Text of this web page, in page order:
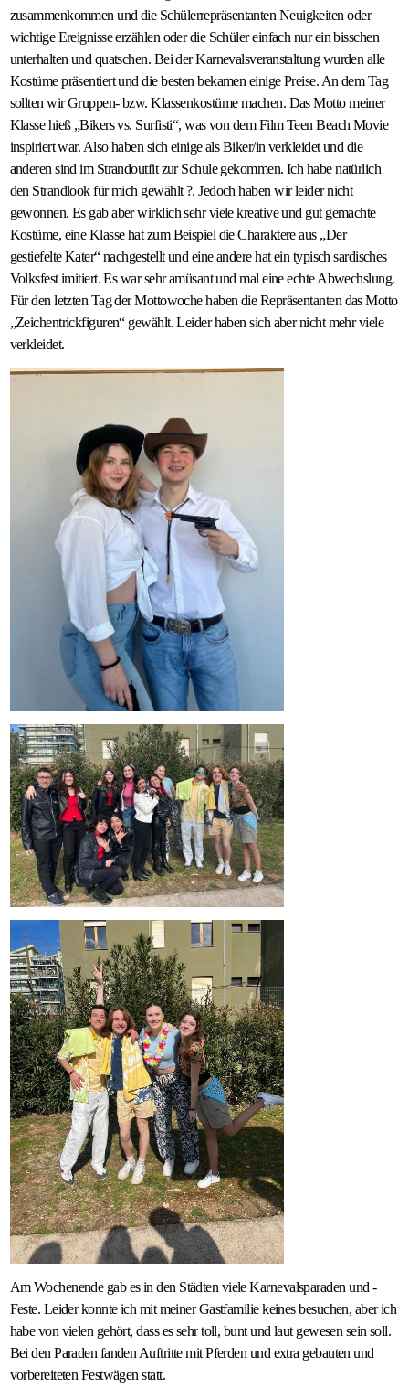
zusammenkommen und die Schülerrepräsentanten Neuigkeiten oder
wichtige Ereignisse erzählen oder die Schüler einfach nur ein bisschen
unterhalten und quatschen. Bei der Karnevalsveranstaltung wurden alle
Kostüme präsentiert und die besten bekamen einige Preise. An dem Tag
sollten wir Gruppen- bzw. Klassenkostüme machen. Das Motto meiner
Klasse hieß „Bikers vs. Surfisti“, was von dem Film Teen Beach Movie
inspiriert war. Also haben sich einige als Biker/in verkleidet und die
anderen sind im Strandoutfit zur Schule gekommen. Ich habe natürlich
den Strandlook für mich gewählt ?. Jedoch haben wir leider nicht
gewonnen. Es gab aber wirklich sehr viele kreative und gut gemachte
Kostüme, eine Klasse hat zum Beispiel die Charaktere aus „Der
gestiefelte Kater“ nachgestellt und eine andere hat ein typisch sardisches
Volksfest imitiert. Es war sehr amüsant und mal eine echte Abwechslung.
Für den letzten Tag der Mottowoche haben die Repräsentanten das Motto
„Zeichentrickfiguren“ gewählt. Leider haben sich aber nicht mehr viele
verkleidet.
Am Wochenende gab es in den Städten viele Karnevalsparaden und -
Feste. Leider konnte ich mit meiner Gastfamilie keines besuchen, aber ich
habe von vielen gehört, dass es sehr toll, bunt und laut gewesen sein soll.
Bei den Paraden fanden Auftritte mit Pferden und extra gebauten und
vorbereiteten Festwägen statt.